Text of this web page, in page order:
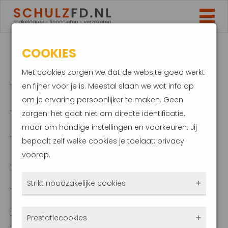
HUIDPROBLEMEN
VERPESTEN
VAKANTIE.
VERZEKERAAR HOEFT
SCHADE NIET TE
VERGOEDEN
29 april 2024
COOKIES
Met cookies zorgen we dat de website goed werkt
en fijner voor je is. Meestal slaan we wat info op
om je ervaring persoonlijker te maken. Geen
zorgen: het gaat niet om directe identificatie,
maar om handige instellingen en voorkeuren. Jij
bepaalt zelf welke cookies je toelaat; privacy
voorop.
Strikt noodzakelijke cookies
Prestatiecookies